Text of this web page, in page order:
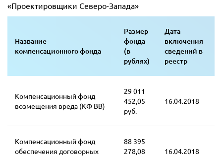
«Проектировщики Северо-Запада»
Название
компенсационного фонда
Размер
фонда
(в
рублях)
Дата
включения
сведений в
реестр
Компенсационный фонд
возмещения вреда (КФ ВВ)
29 011
452,05
руб.
16.04.2018
Компенсационный фонд
обеспечения договорных
88 395
278,08
16.04.2018